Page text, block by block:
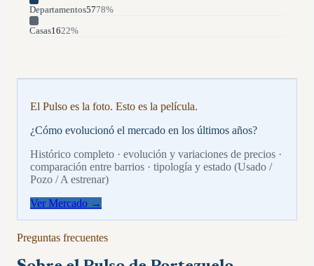
Departamentos5778%
Casas1622%
El Pulso es la foto. Esto es la película.
¿Cómo evolucionó el mercado en los últimos años?
Histórico completo · evolución y variaciones de precios ·
comparación entre barrios · tipología y estado (Usado /
Pozo / A estrenar)
Ver Mercado →
Preguntas frecuentes